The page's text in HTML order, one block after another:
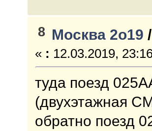
8 Москва 2о19 /
« : 12.03.2019,
туда поезд
(двухэтажная
обратно поезд